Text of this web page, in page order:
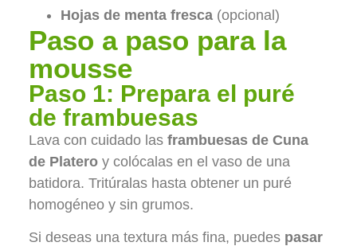
Hojas de menta fresca(opcional)
Paso a paso para la
mousse
Paso 1: Prepara el puré
de frambuesas
Lava con cuidado las frambuesas de Cuna
de Plateroy colócalas en el vaso de una
batidora. Tritúralas hasta obtener un puré
homogéneo y sin grumos.
Si deseas una textura más fina, puedes pasar